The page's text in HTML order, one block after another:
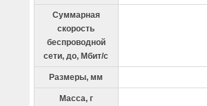
Суммарная
скорость
беспроводной
сети, до, Мбит/с
Размеры, мм
Масса, г